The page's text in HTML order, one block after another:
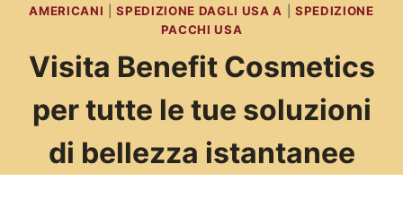
AMERICANI |SPEDIZIONE DAGLI USA A
SPEDIZIONE
PACCHI USA
Visita Benefit Cosmetics
per tutte le tue soluzioni
di bellezza istantanee